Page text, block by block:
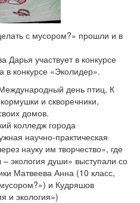
с мусором?» прошли и в
Дарья участвует в конкурсе
в конкурсе «Эколидер».
день птиц, К
и скворечники,
домов.
колледж города
научно-практическая
науку им творчество», где
экология души» выступали со
Матвеева Анна (10 класс,
и Кудряшов
и экология»)